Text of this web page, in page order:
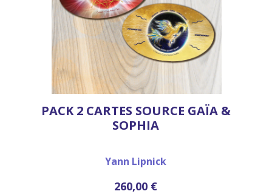
PACK 2 CARTES SOURCE GAÏA &
SOPHIA
Yann Lipnick
260,00 €